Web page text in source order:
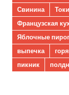
Свинина
Французская
Яблочные
выпечка
пикник